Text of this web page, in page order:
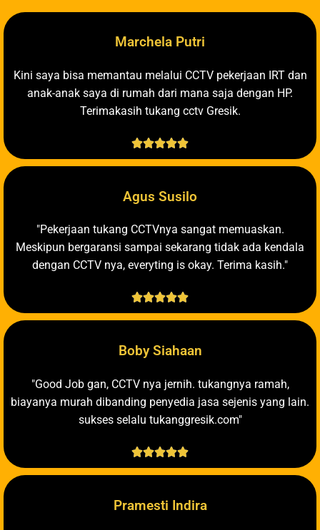
Marchela Putri
Kini saya bisa memantau melalui CCTV pekerjaan IRT dan
anak-anak saya di rumah dari mana saja dengan HP.
Terimakasih tukang cctv Gresik.

Agus Susilo
"Pekerjaan tukang CCTVnya sangat memuaskan.
Meskipun bergaransi sampai sekarang tidak ada kendala
dengan CCTV nya, everyting is okay. Terima kasih."

Boby Siahaan
"Good Job gan, CCTV nya jernih. tukangnya ramah,
biayanya murah dibanding penyedia jasa sejenis yang lain.
sukses selalu tukanggresik.com"

Pramesti Indira